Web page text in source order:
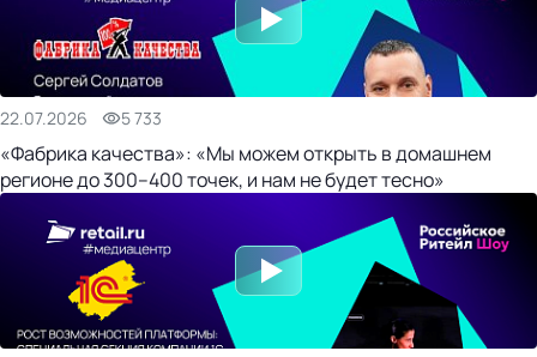
22.07.2026 5 733
«Фабрика качества»: «Мы можем открыть в домашнем
регионе до 300–400 точек, и нам не будет тесно»